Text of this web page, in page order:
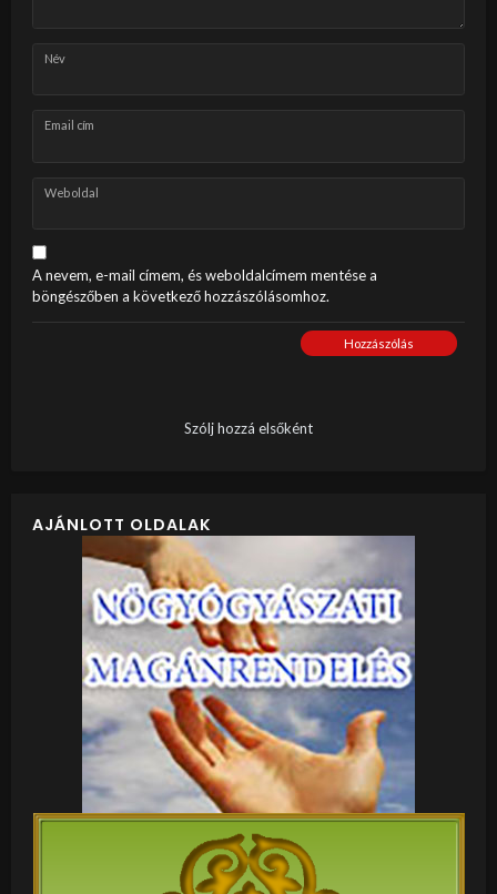
Név
Email cím
Weboldal
A nevem, e-mail címem, és weboldalcímem mentése a
böngészőben a következő hozzászólásomhoz.
Hozzászólás
Szólj hozzá elsőként
AJÁNLOTT OLDALAK